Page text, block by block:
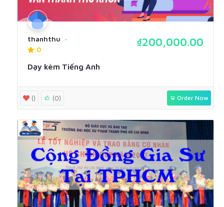
thanhthu
0
₫200,000.00
Dạy kèm Tiếng Anh
() (0) Order Now